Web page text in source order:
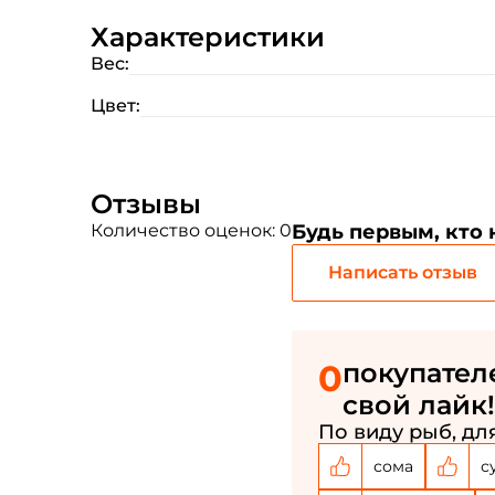
Характеристики
Вес:
Цвет:
Отзывы
Количество оценок: 0Будь первым, кто
Написать отзыв
0
свой лайк!
По виду рыб,
сома